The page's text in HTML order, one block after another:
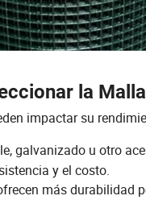
la
impactar su
galvanizado u otro
y el costo.
más durabilidad